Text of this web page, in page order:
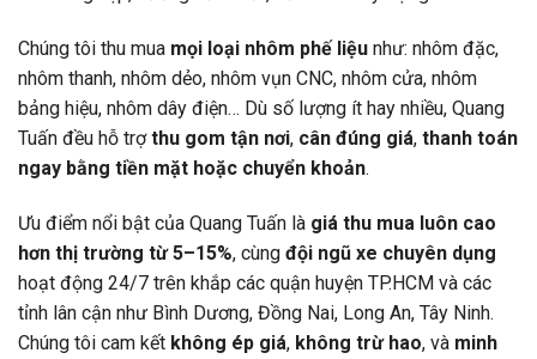
Chúng tôi thu mua mọi loại nhôm phế liệu như: nhôm đặc,
nhôm thanh, nhôm dẻo, nhôm vụn CNC, nhôm cửa, nhôm
bảng hiệu, nhôm dây điện… Dù số lượng ít hay nhiều, Quang
Tuấn đều hỗ trợthu gom tận nơi, cân đúng giá, thanh toán
ngay bằng tiền mặt hoặc chuyển khoản.
Ưu điểm nổi bật của Quang Tuấn là giá thu mua luôn cao
hơn thị trường từ 5–15%, cùng đội ngũ xe chuyên dụng
hoạt động 24/7 trên khắp các quận huyện TP.HCM và các
tỉnh lân cận như Bình Dương, Đồng Nai, Long An, Tây Ninh.
Chúng tôi cam kết không ép giá, không trừ hao, và minh